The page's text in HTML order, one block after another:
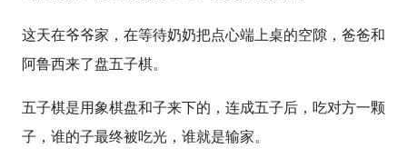
这天在爷爷家，在等待奶奶把点心端上桌的空隙，爸爸和
阿鲁西来了盘五子棋。
五子棋是用象棋盘和子来下的，连成五子后，吃对方一颗
子，谁的子最终被吃光，谁就是输家。